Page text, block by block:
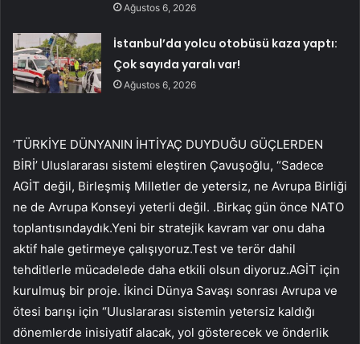
Ağustos 6, 2026
İstanbul’da yolcu otobüsü kaza yaptı:
Çok sayıda yaralı var!
Ağustos 6, 2026
‘TÜRKİYE DÜNYANIN İHTİYAÇ DUYDUĞU GÜÇLERDEN
BİRİ’ Uluslararası sistemi eleştiren Çavuşoğlu, “Sadece
AGİT değil, Birleşmiş Milletler de yetersiz, ne Avrupa Birliği
ne de Avrupa Konseyi yeterli değil. .Birkaç gün önce NATO
toplantısındaydık.Yeni bir stratejik kavram var onu daha
aktif hale getirmeye çalışıyoruz.Test ve terör dahil
tehditlerle mücadelede daha etkili olsun diyoruz.AGİT için
kurulmuş bir proje. İkinci Dünya Savaşı sonrası Avrupa ve
ötesi barışı için “Uluslararası sistemin yetersiz kaldığı
dönemlerde inisiyatif alacak, yol gösterecek ve önderlik